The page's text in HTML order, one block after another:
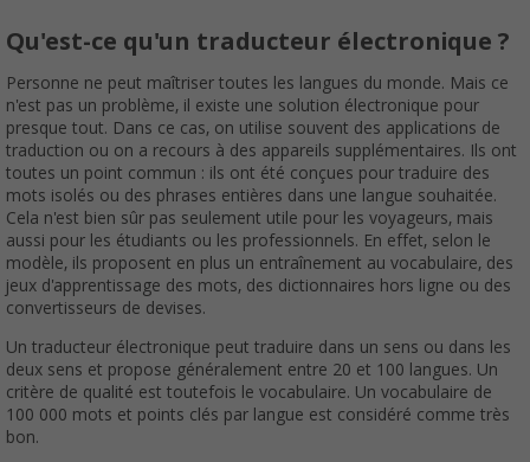
Qu'est-ce qu'un traducteur électronique ?
Personne ne peut maîtriser toutes les langues du monde. Mais ce
n'est pas un problème, il existe une solution électronique pour
presque tout. Dans ce cas, on utilise souvent des applications de
traduction ou on a recours à des appareils supplémentaires. Ils ont
toutes un point commun : ils ont été conçues pour traduire des
mots isolés ou des phrases entières dans une langue souhaitée.
Cela n'est bien sûr pas seulement utile pour les voyageurs, mais
aussi pour les étudiants ou les professionnels. En effet, selon le
modèle, ils proposent en plus un entraînement au vocabulaire, des
jeux d'apprentissage des mots, des dictionnaires hors ligne ou des
convertisseurs de devises.
Un traducteur électronique peut traduire dans un sens ou dans les
deux sens et propose généralement entre 20 et 100 langues. Un
critère de qualité est toutefois le vocabulaire. Un vocabulaire de
100 000 mots et points clés par langue est considéré comme très
bon.